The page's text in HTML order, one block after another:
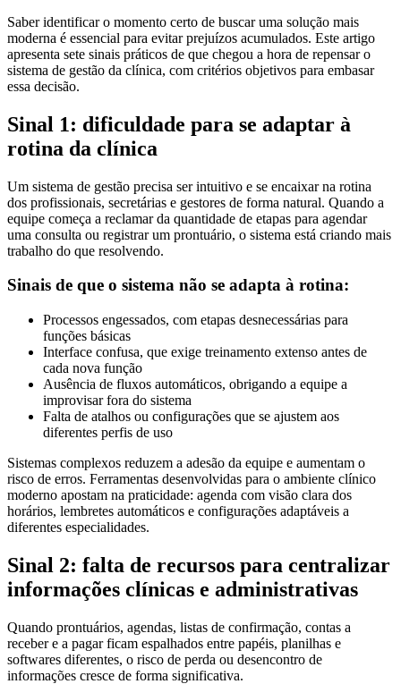
Saber identificar o momento certo de buscar uma solução mais
moderna é essencial para evitar prejuízos acumulados. Este artigo
apresenta sete sinais práticos de que chegou a hora de repensar o
sistema de gestão da clínica, com critérios objetivos para embasar
essa decisão.
Sinal 1: dificuldade para se adaptar à
rotina da clínica
Um sistema de gestão precisa ser intuitivo e se encaixar na rotina
dos profissionais, secretárias e gestores de forma natural. Quando a
equipe começa a reclamar da quantidade de etapas para agendar
uma consulta ou registrar um prontuário, o sistema está criando mais
trabalho do que resolvendo.
Sinais de que o sistema não se adapta à rotina:
Processos engessados, com etapas desnecessárias para
funções básicas
Interface confusa, que exige treinamento extenso antes de
cada nova função
Ausência de fluxos automáticos, obrigando a equipe a
improvisar fora do sistema
Falta de atalhos ou configurações que se ajustem aos
diferentes perfis de uso
Sistemas complexos reduzem a adesão da equipe e aumentam o
risco de erros. Ferramentas desenvolvidas para o ambiente clínico
moderno apostam na praticidade: agenda com visão clara dos
horários, lembretes automáticos e configurações adaptáveis a
diferentes especialidades.
Sinal 2: falta de recursos para centralizar
informações clínicas e administrativas
Quando prontuários, agendas, listas de confirmação, contas a
receber e a pagar ficam espalhados entre papéis, planilhas e
softwares diferentes, o risco de perda ou desencontro de
informações cresce de forma significativa.